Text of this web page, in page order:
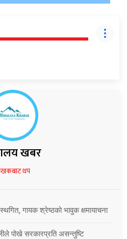
खबर
थप
गायक श्रेष्ठको भावुक क्षमायाचना
पोखे सरकारप्रति असन्तुष्टि